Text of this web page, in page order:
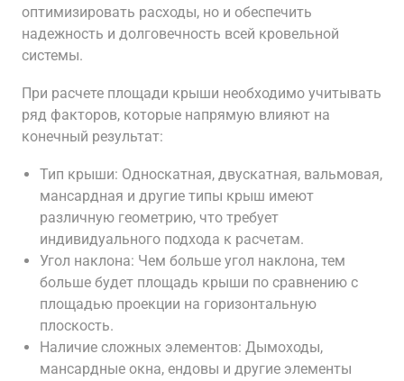
оптимизировать расходы, но и обеспечить
надежность и долговечность всей кровельной
системы.
При расчете площади крыши необходимо учитывать
ряд факторов, которые напрямую влияют на
конечный результат:
Тип крыши: Односкатная, двускатная, вальмовая,
мансардная и другие типы крыш имеют
различную геометрию, что требует
индивидуального подхода к расчетам.
Угол наклона: Чем больше угол наклона, тем
больше будет площадь крыши по сравнению с
площадью проекции на горизонтальную
плоскость.
Наличие сложных элементов: Дымоходы,
мансардные окна, ендовы и другие элементы